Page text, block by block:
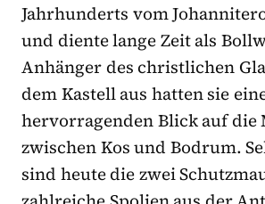
Jahrhunderts vom
und diente lange Zeit als
Anhänger des christlichen
dem Kastell aus hatten sie
hervorragenden Blick auf die
zwischen Kos und Bodrum.
sind heute die zwei